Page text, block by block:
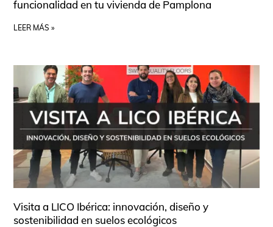
funcionalidad en tu vivienda de Pamplona
LEER MÁS »
Visita a LICO Ibérica: innovación, diseño y
sostenibilidad en suelos ecológicos